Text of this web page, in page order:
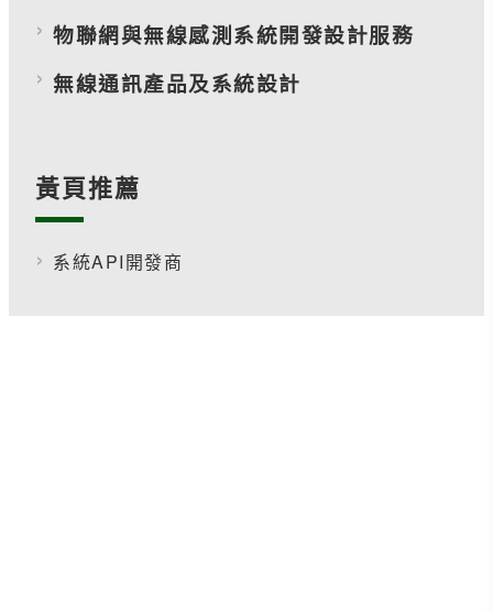
物聯網與無線感測系統開發設計服務
無線通訊產品及系統設計
黃頁推薦
系統API開發商